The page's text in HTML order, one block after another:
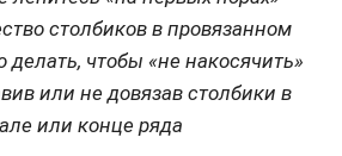
столбиков в провязанном
делать, чтобы «не накосячить»
или не довязав столбики в
или конце ряда